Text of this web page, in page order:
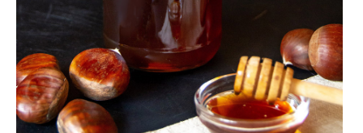
VINOS
CERVEZAS ARTESANAS
REPOSTERÍA Y DULCES
ARROZ CON LECHE
LICORES / DESTILADOS